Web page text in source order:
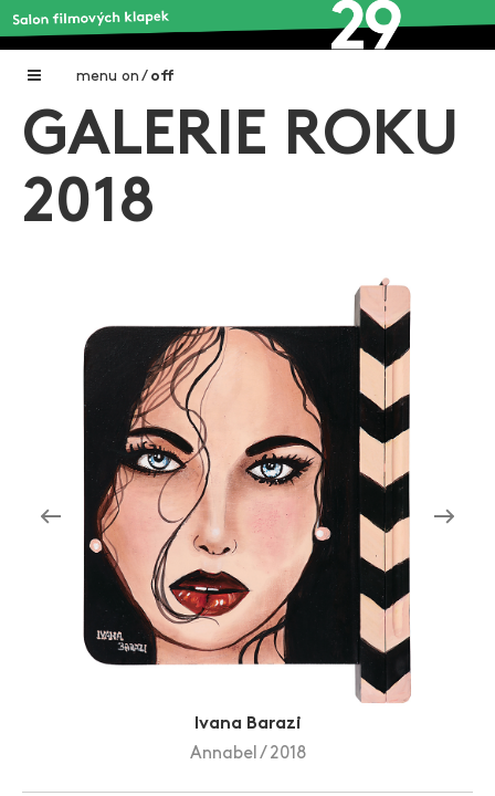
menu on / off
Home
Galerie filmových klapek
Aktuální výstavy
Aukce filmových klapek
Aktuality
Zlín Film Festival
GALERIE ROKU
2018
Ivana Barazi
Annabel / 2018